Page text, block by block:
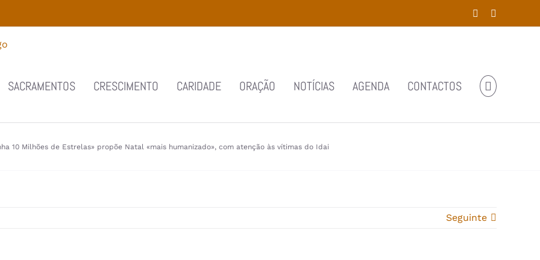
Facebook
SACRAMENTOS CRESCIMENTO CARIDADE ORAÇÃO NOTÍCIAS AGENDA CONTACTOS
10 Milhões de Estrelas» propõe Natal «mais humanizado», com atenção às vítimas do Idai
Seguinte